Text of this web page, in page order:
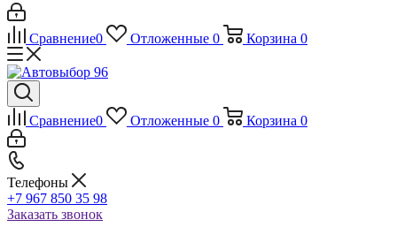
Сравнение0 Отложенные 0 Корзина 0
Сравнение0 Отложенные 0 Корзина 0
Телефоны
+7 967 850 35 98
Заказать звонок